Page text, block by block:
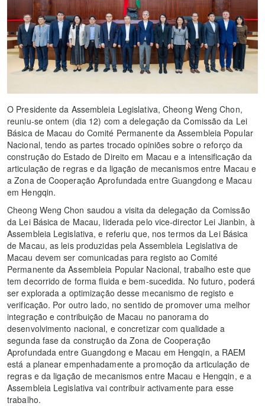
O Presidente da Assembleia Legislativa, Cheong Weng Chon,
reuniu-se ontem (dia 12) com a delegação da Comissão da Lei
Básica de Macau do Comité Permanente da Assembleia Popular
Nacional, tendo as partes trocado opiniões sobre o reforço da
construção do Estado de Direito em Macau e a intensificação da
articulação de regras e da ligação de mecanismos entre Macau e
a Zona de Cooperação Aprofundada entre Guangdong e Macau
em Hengqin.
Cheong Weng Chon saudou a visita da delegação da Comissão
da Lei Básica de Macau, liderada pelo vice-director Lei Jianbin, à
Assembleia Legislativa, e referiu que, nos termos da Lei Básica
de Macau, as leis produzidas pela Assembleia Legislativa de
Macau devem ser comunicadas para registo ao Comité
Permanente da Assembleia Popular Nacional, trabalho este que
tem decorrido de forma fluida e bem-sucedida. No futuro, poderá
ser explorada a optimização desse mecanismo de registo e
verificação. Por outro lado, no sentido de promover uma melhor
integração e contribuição de Macau no panorama do
desenvolvimento nacional, e concretizar com qualidade a
segunda fase da construção da Zona de Cooperação
Aprofundada entre Guangdong e Macau em Hengqin, a RAEM
está a planear empenhadamente a promoção da articulação de
regras e da ligação de mecanismos entre Macau e Hengqin, e a
Assembleia Legislativa vai contribuir activamente para esse
trabalho.